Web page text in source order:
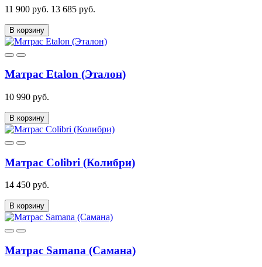
11 900 руб. 13 685 руб.
В корзину
Матрас Etalon (Эталон)
10 990 руб.
В корзину
Матрас Colibri (Колибри)
14 450 руб.
В корзину
Матрас Samana (Самана)